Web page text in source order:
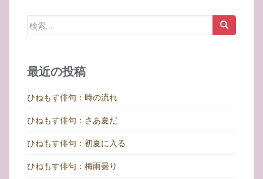
検
最近の投稿
ひねもす俳句：時の流れ
ひねもす俳句：さあ夏だ
ひねもす俳句：初夏に入る
ひねもす俳句：梅雨曇り